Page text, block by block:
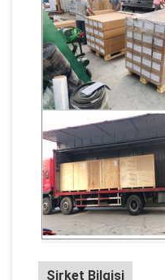
Şirket Bilgisi